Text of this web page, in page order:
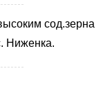
сод.зерна
Ниженка.